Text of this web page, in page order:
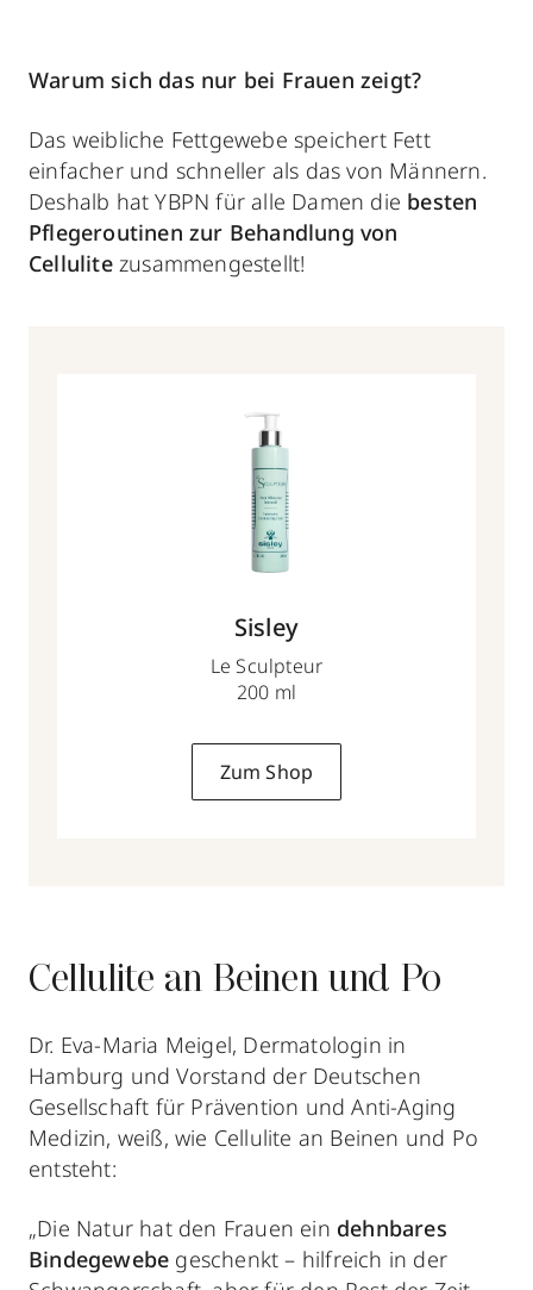
Warum sich das nur bei Frauen zeigt?
Das weibliche Fettgewebe speichert Fett
einfacher und schneller als das von Männern.
Deshalb hat YBPN für alle Damen die besten
Pflegeroutinen zur Behandlung von
Cellulitezusammengestellt!
Sisley
Le Sculpteur
200 ml
Zum Shop
Cellulite an Beinen und Po
Dr. Eva-Maria Meigel, Dermatologin in
Hamburg und Vorstand der Deutschen
Gesellschaft für Prävention und Anti-Aging
Medizin, weiß, wie Cellulite an Beinen und Po
entsteht:
„Die Natur hat den Frauen ein dehnbares
Bindegewebe geschenkt – hilfreich in der